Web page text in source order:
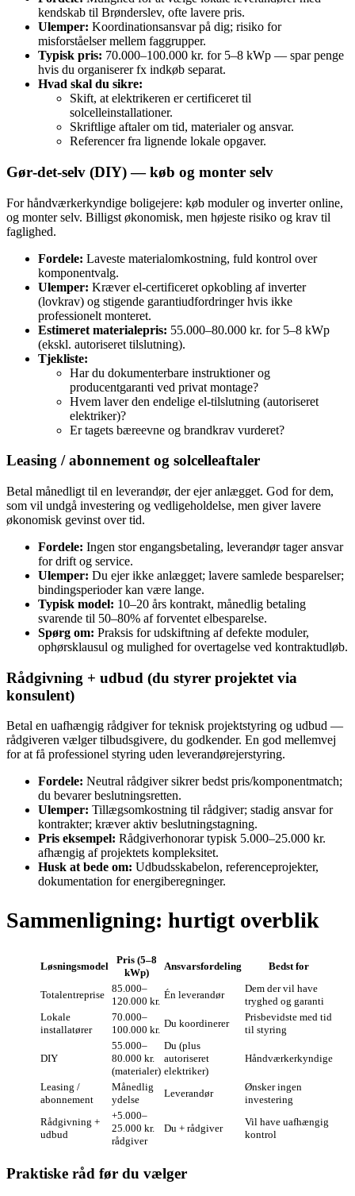
kendskab til Brønderslev, ofte lavere pris.
Ulemper: Koordinationsansvar på dig; risiko for
misforståelser mellem faggrupper.
Typisk pris: 70.000–100.000 kr. for 5–8 kWp — spar penge
hvis du organiserer fx indkøb separat.
Hvad skal du sikre:
Skift, at elektrikeren er certificeret til
solcelleinstallationer.
Skriftlige aftaler om tid, materialer og ansvar.
Referencer fra lignende lokale opgaver.
Gør‑det‑selv (DIY) — køb og monter selv
For håndværkerkyndige boligejere: køb moduler og inverter online,
og monter selv. Billigst økonomisk, men højeste risiko og krav til
faglighed.
Fordele: Laveste materialomkostning, fuld kontrol over
komponentvalg.
Ulemper: Kræver el-certificeret opkobling af inverter
(lovkrav) og stigende garantiudfordringer hvis ikke
professionelt monteret.
Estimeret materialepris: 55.000–80.000 kr. for 5–8 kWp
(ekskl. autoriseret tilslutning).
Tjekliste:
Har du dokumenterbare instruktioner og
producentgaranti ved privat montage?
Hvem laver den endelige el‑tilslutning (autoriseret
elektriker)?
Er tagets bæreevne og brandkrav vurderet?
Leasing / abonnement og solcelleaftaler
Betal månedligt til en leverandør, der ejer anlægget. God for dem,
som vil undgå investering og vedligeholdelse, men giver lavere
økonomisk gevinst over tid.
Fordele: Ingen stor engangsbetaling, leverandør tager ansvar
for drift og service.
Ulemper: Du ejer ikke anlægget; lavere samlede besparelser;
bindingsperioder kan være lange.
Typisk model: 10–20 års kontrakt, månedlig betaling
svarende til 50–80% af forventet elbesparelse.
Spørg om: Praksis for udskiftning af defekte moduler,
ophørsklausul og mulighed for overtagelse ved kontraktudløb.
Rådgivning + udbud (du styrer projektet via
konsulent)
Betal en uafhængig rådgiver for teknisk projektstyring og udbud —
rådgiveren vælger tilbudsgivere, du godkender. En god mellemvej
for at få professionel styring uden leverandørejerstyring.
Fordele: Neutral rådgiver sikrer bedst pris/komponentmatch;
du bevarer beslutningsretten.
Ulemper: Tillægsomkostning til rådgiver; stadig ansvar for
kontrakter; kræver aktiv beslutningstagning.
Pris eksempel: Rådgiverhonorar typisk 5.000–25.000 kr.
afhængig af projektets kompleksitet.
Husk at bede om: Udbudsskabelon, referenceprojekter,
dokumentation for energiberegninger.
Sammenligning: hurtigt overblik
Løsningsmodel
Pris (5–8
kWp)
Ansvarsfordeling Bedst for
Totalentreprise
85.000–
120.000 kr.
Én leverandør
Dem der vil have
tryghed og garanti
Lokale
installatører
70.000–
100.000 kr.
Du koordinerer
Prisbevidste med tid
til styring
DIY
55.000–
80.000 kr.
(materialer)
Du (plus
autoriseret
elektriker)
Håndværkerkyndige
Leasing /
abonnement
Månedlig
ydelse
Leverandør
Ønsker ingen
investering
Rådgivning +
udbud
+5.000–
25.000 kr.
rådgiver
Du + rådgiver
Vil have uafhængig
kontrol
Praktiske råd før du vælger